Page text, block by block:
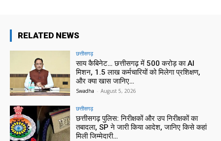
RELATED NEWS
छत्तीसगढ़
साय कैबिनेट… छत्तीसगढ़ में 500 करोड़ का AI
मिशन, 1.5 लाख कर्मचारियों को मिलेगा प्रशिक्षण,
और क्या खास जानिए…
Swadha - August 5, 2026
छत्तीसगढ़
छत्तीसगढ़ पुलिस: निरीक्षकों और उप निरीक्षकों का
तबादला, SP ने जारी किया आदेश, जानिए किसे कहां
मिली जिम्मेदारी…